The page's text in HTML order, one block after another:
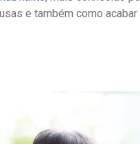
e também como